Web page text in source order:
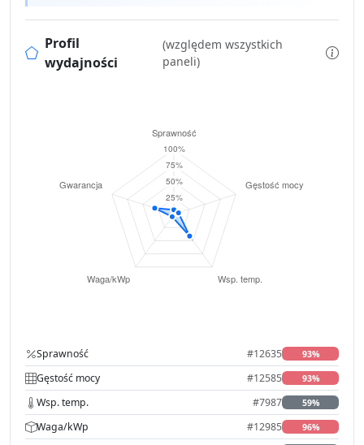
Profil
wydajności
(względem wszystkich
paneli)
Sprawność #12635 93%
Gęstość mocy #12585 93%
Wsp. temp. #7987 59%
Waga/kWp #12985 96%